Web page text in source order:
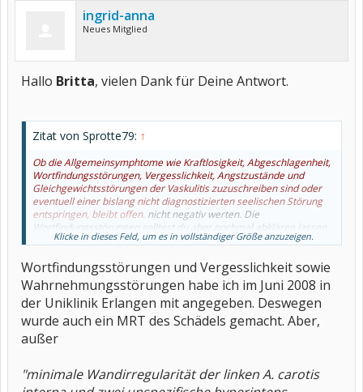
ingrid-anna
Neues Mitglied
Hallo Britta, vielen Dank für Deine Antwort.
Zitat von Sprotte79: ↑
Ob die Allgemeinsymphtome wie Kraftlosigkeit, Abgeschlagenheit,
Wortfindungsstörungen, Vergesslichkeit, Angstzustände und
Gleichgewichtsstörungen der Vaskulitis zuzuschreiben sind oder
eventuell einer bislang nicht diagnostizierten seelischen Störung
entspringen, bleibt offen. nicht negativ werten. Die
Wortfindungsstörungen solltest du aber nochmal abklären lassen.
Ebenso die Vergesslichkeit. Hattest du denn mal einen Schlaganfall
hast, könnte sich das "positiv" auf den GdB auswirken.
Klicke in dieses Feld, um es in vollständiger Größe anzuzeigen.
Wortfindungsstörungen und Vergesslichkeit sowie
Wahrnehmungsstörungen habe ich im Juni 2008 in
der Uniklinik Erlangen mit angegeben. Deswegen
wurde auch ein MRT des Schädels gemacht. Aber,
außer
"minimale Wandirregularität der linken A. carotis